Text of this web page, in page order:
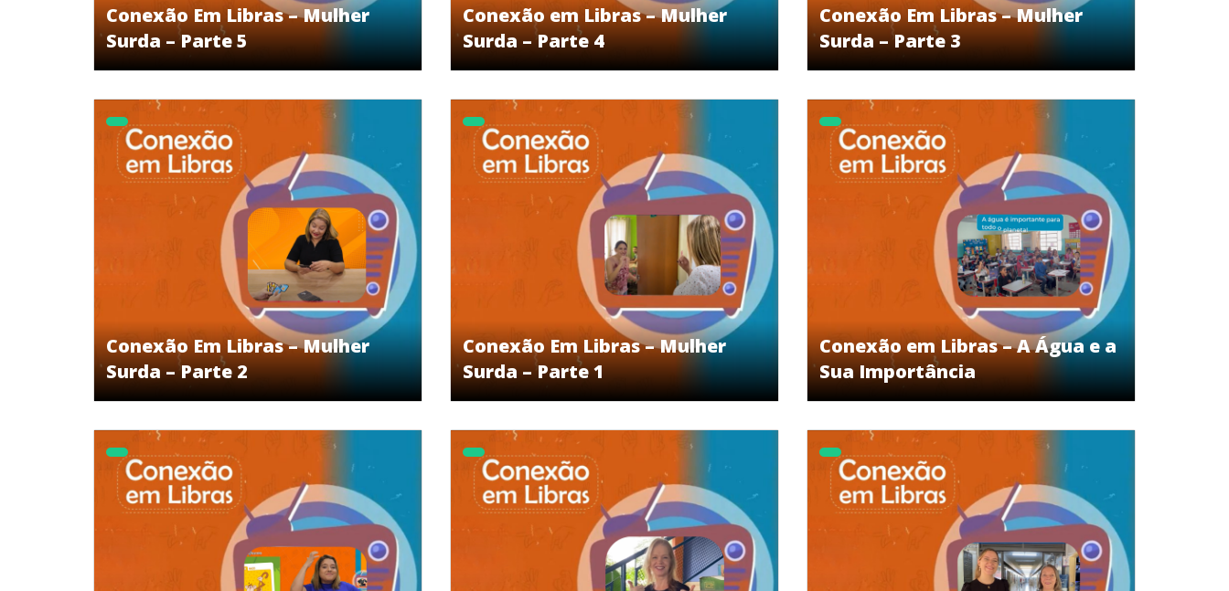
Conexão Em Libras – Mulher
Surda – Parte 5
Conexão em Libras – Mulher
Surda – Parte 4
Conexão Em Libras – Mulher
Surda – Parte 3
Conexão Em Libras – Mulher
Surda – Parte 2
Conexão Em Libras – Mulher
Surda – Parte 1
Conexão em Libras – A Água e a
Sua Importância